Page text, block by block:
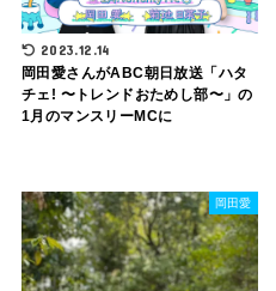
2023.12.14
岡田愛さんがABC朝日放送「ハタ
チェ! 〜トレンドおためし部〜」の
1月のマンスリーMCに
岡田愛